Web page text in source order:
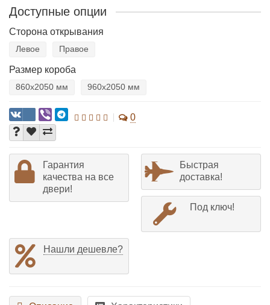
Доступные опции
Сторона открывания
Левое Правое
Размер короба
860х2050 мм 960х2050 мм
0
Гарантия
качества на все
двери!
Быстрая
доставка!
Под ключ!
Нашли дешевле?